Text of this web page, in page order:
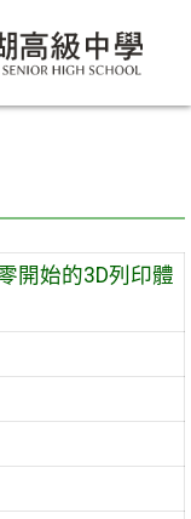
開始的3D列印體